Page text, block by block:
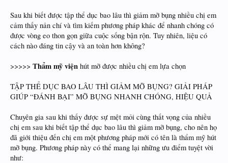
Sau khi biết được tập thể dục bao lâu thì giảm mỡ bụng nhiều chị em
cảm thấy nản chí và tìm kiếm phương pháp khác để nhanh chóng có
được vòng eo thon gọn giữa cuộc sống bận rộn. Tuy nhiên, liệu có
cách nào đáng tin cậy và an toàn hơn không?
>>>>> Thẩm mỹ viện hút mỡ được nhiều chị em lựa chọn
TẬP THỂ DỤC BAO LÂU THÌ GIẢM MỠ BỤNG? GIẢI PHÁP
GIÚP “ĐÁNH BẠI” MỠ BỤNG NHANH CHÓNG, HIỆU QUẢ
Chuyên gia sau khi thấy được sự mệt mỏi cùng thất vọng của nhiều
chị em sau khi biết tập thể dục bao lâu thì giảm mỡ bụng, cho nên họ
đã giới thiệu đến chị em một phương pháp mới có tên là thẩm mỹ hút
mỡ bụng. Phương pháp này có thể mang lại những ưu điểm tuyệt vời
như: